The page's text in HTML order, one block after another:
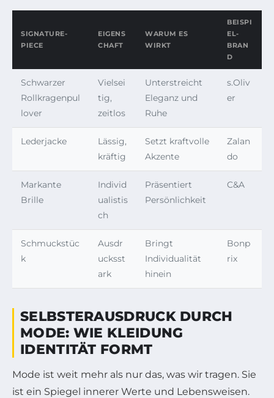
SIGNATURE-
PIECE
EIGENS
CHAFT
WARUM ES
WIRKT
BEISPI
EL-
BRAN
D
Schwarzer
Rollkragenpul
lover
Vielsei
tig,
zeitlos
Unterstreicht
Eleganz und
Ruhe
s.Oliv
er
Lederjacke
Lässig,
kräftig
Setzt kraftvolle
Akzente
Zalan
do
Markante
Brille
Individ
ualistis
ch
Präsentiert
Persönlichkeit
C&A
Schmuckstüc
k
Ausdr
ucksst
ark
Bringt
Individualität
hinein
Bonp
rix
SELBSTERAUSDRUCK DURCH
MODE: WIE KLEIDUNG
IDENTITÄT FORMT
Mode ist weit mehr als nur das, was wir tragen. Sie
ist ein Spiegel innerer Werte und Lebensweisen.